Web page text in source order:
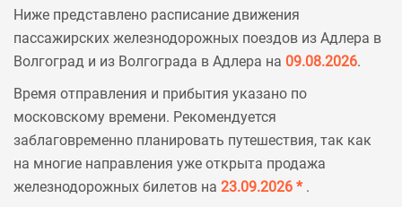
Ниже представлено расписание движения
пассажирских железнодорожных поездов из Адлера в
Волгоград и из Волгограда в Адлера на 09.08.2026.
Время отправления и прибытия указано по
московскому времени. Рекомендуется
заблаговременно планировать путешествия, так как
на многие направления уже открыта продажа
железнодорожных билетов на 23.09.2026 * .